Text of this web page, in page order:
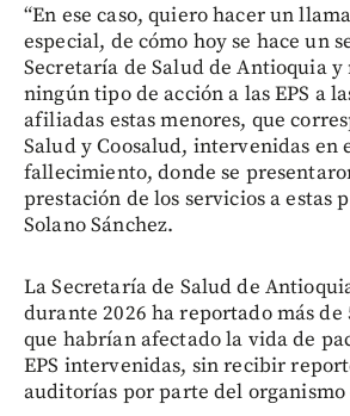
“En ese caso, quiero hacer un
especial, de cómo hoy se hace un
Secretaría de Salud de Antioquia y
ningún tipo de acción a las EPS a
afiliadas estas menores, que
Salud y Coosalud, intervenidas en
fallecimiento, donde se
prestación de los servicios a estas
Solano Sánchez.
La Secretaría de Salud de
durante 2026 ha reportado más de
que habrían afectado la vida de
EPS intervenidas, sin recibir
auditorías por parte del